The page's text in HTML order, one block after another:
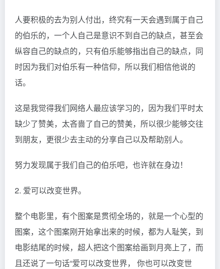
人要积极的去为别人付出，终究有一天会遇到属于自己
的伯乐的，一个人自己是意识不到自己的缺点，甚至会
纵容自己的缺点的，只有伯乐能够指出自己的缺点，同
时因为我们对伯乐有一种信仰，所以我们相信他说的
话。
这是我觉得我们网络人最应该学习的，因为我们平时太
缺少了赞美，太吝啬了自己的赞美，所以很少能够交往
到朋友，更很少去主动的分享自己以及帮助别人。
努力发现属于我们自己的伯乐吧，也许就在身边！
2. 爱可以改变世界。
整个电影里，有个图案是贯彻全场的，就是一个心型的
图案，这个图案刚开始拿出来的时候，都为人耻笑，到
电影结尾的时候，超人把这个图案给画到月亮上了，而
且还说了一句话“爱可以改变世界， 你也可以改变世